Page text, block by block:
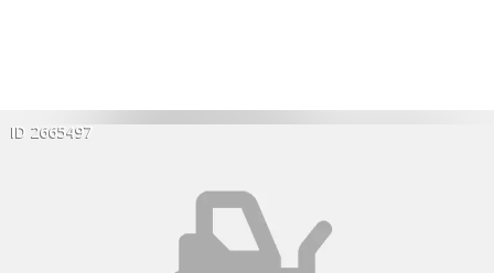
ID 2665497